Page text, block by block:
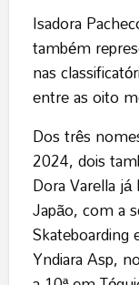
Isadora
também
nas
entre as oito
Dos três
2024, dois
Dora Varella
Japão, com a
Skateboarding
Yndiara Asp,